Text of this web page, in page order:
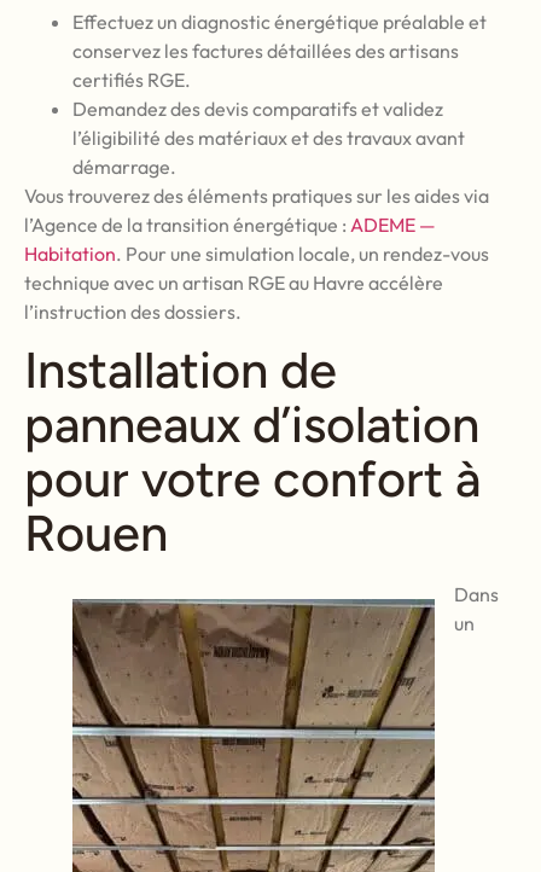
Effectuez un diagnostic énergétique préalable et
conservez les factures détaillées des artisans
certifiés RGE.
Demandez des devis comparatifs et validez
l’éligibilité des matériaux et des travaux avant
démarrage.
Vous trouverez des éléments pratiques sur les aides via
l’Agence de la transition énergétique : ADEME —
Habitation. Pour une simulation locale, un rendez-vous
technique avec un artisan RGE au Havre accélère
l’instruction des dossiers.
Installation de
panneaux d’isolation
pour votre confort à
Rouen
Dans
un